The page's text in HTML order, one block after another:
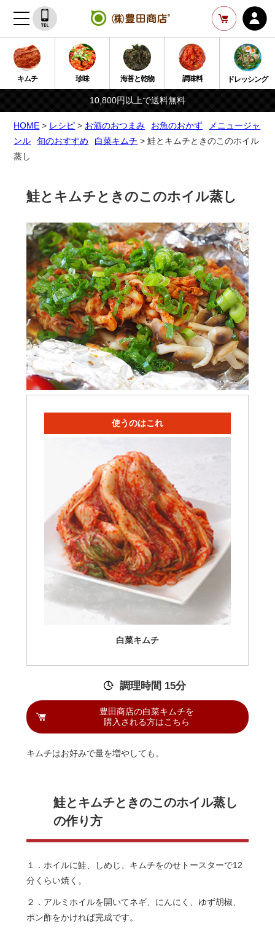
キムチ 珍味 海苔と乾物 調味料 ドレッシング
10,800円以上で送料無料
HOME > レシピ > お酒のおつまみ お魚のおかず
メニュージャ
ンル
旬のおすすめ 白菜キムチ > 鮭とキムチときのこのホイル
蒸し
鮭とキムチときのこのホイル蒸し
使うのはこれ
白菜キムチ
調理時間 15分
豊田商店の白菜キムチを
購入される方はこちら
キムチはお好みで量を増やしても。
鮭とキムチときのこのホイル蒸し
の作り方
１．ホイルに鮭、しめじ、キムチをのせトースターで12
分くらい焼く。
２．アルミホイルを開いてネギ、にんにく、ゆず胡椒、
ポン酢をかければ完成です。